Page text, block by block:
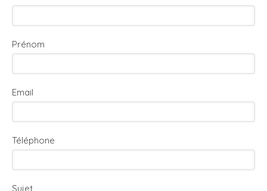
Prénom
Email
Téléphone
Sujet